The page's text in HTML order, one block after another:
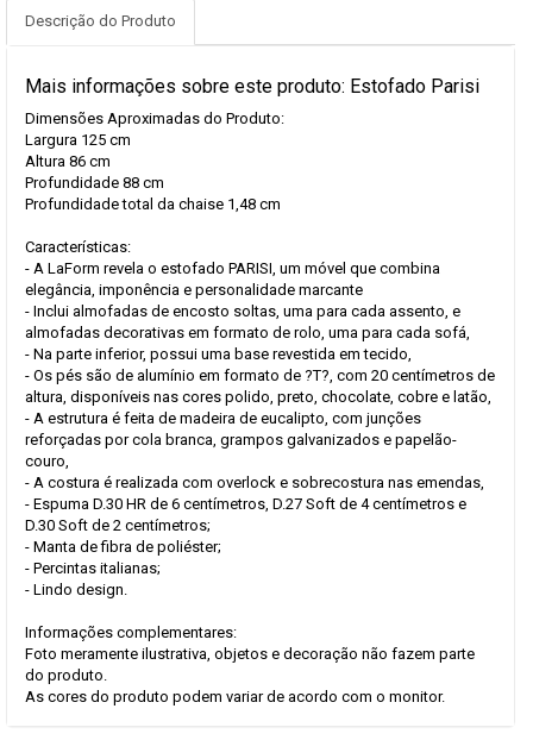
Descrição do Produto
Mais informações sobre este produto: Estofado Parisi
Dimensões Aproximadas do Produto:
Largura 125 cm
Altura 86 cm
Profundidade 88 cm
Profundidade total da chaise 1,48 cm
Características:
- A LaForm revela o estofado PARISI, um móvel que combina
elegância, imponência e personalidade marcante
- Inclui almofadas de encosto soltas, uma para cada assento, e
almofadas decorativas em formato de rolo, uma para cada sofá,
- Na parte inferior, possui uma base revestida em tecido,
- Os pés são de alumínio em formato de ?T?, com 20 centímetros de
altura, disponíveis nas cores polido, preto, chocolate, cobre e latão,
- A estrutura é feita de madeira de eucalipto, com junções
reforçadas por cola branca, grampos galvanizados e papelão-
couro,
- A costura é realizada com overlock e sobrecostura nas emendas,
- Espuma D.30 HR de 6 centímetros, D.27 Soft de 4 centímetros e
D.30 Soft de 2 centímetros;
- Manta de fibra de poliéster;
- Percintas italianas;
- Lindo design.
Informações complementares:
Foto meramente ilustrativa, objetos e decoração não fazem parte
do produto.
As cores do produto podem variar de acordo com o monitor.